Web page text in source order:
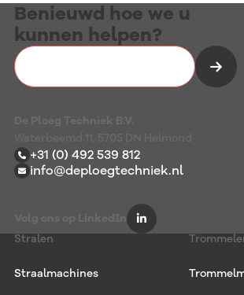
Benieuwd hoe we u
kunnen helpen?
+31 (0) 492 539 812
info@deploegtechniek.nl
Stralen
Straalmachines